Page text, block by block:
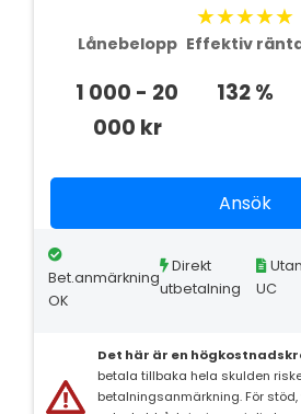
★★★★★
Lånebelopp
1 000 - 20
000 kr
Effektiv
132 %
Ansök
Bet.anmärkning
OK
Direkt
utbetalning
Utan
UC
Det här är en
betala tillbaka hela skulden
betalningsanmärkning. För